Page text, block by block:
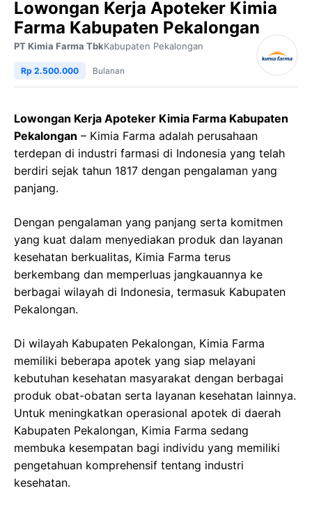
Lowongan Kerja Apoteker Kimia
Farma Kabupaten Pekalongan
PT Kimia Farma TbkKabupaten Pekalongan
Rp 2.500.000 Bulanan
Lowongan Kerja Apoteker Kimia Farma Kabupaten
Pekalongan – Kimia Farma adalah perusahaan
terdepan di industri farmasi di Indonesia yang telah
berdiri sejak tahun 1817 dengan pengalaman yang
panjang.
Dengan pengalaman yang panjang serta komitmen
yang kuat dalam menyediakan produk dan layanan
kesehatan berkualitas, Kimia Farma terus
berkembang dan memperluas jangkauannya ke
berbagai wilayah di Indonesia, termasuk Kabupaten
Pekalongan.
Di wilayah Kabupaten Pekalongan, Kimia Farma
memiliki beberapa apotek yang siap melayani
kebutuhan kesehatan masyarakat dengan berbagai
produk obat-obatan serta layanan kesehatan lainnya.
Untuk meningkatkan operasional apotek di daerah
Kabupaten Pekalongan, Kimia Farma sedang
membuka kesempatan bagi individu yang memiliki
pengetahuan komprehensif tentang industri
kesehatan.